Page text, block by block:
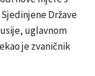
Države
uglavnom
je zvaničnik